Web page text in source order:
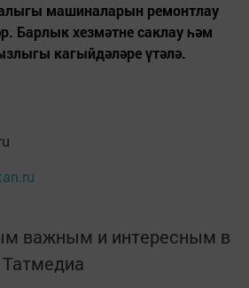
машиналарын ремонтлау
Барлык хезмәтне саклау һәм
кагыйдәләре үтәлә.
важным и интересным в
Татмедиа